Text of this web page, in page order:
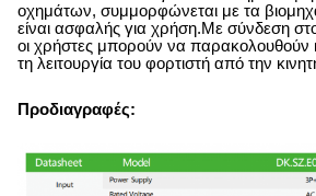
οχημάτων, συμμορφώνεται με τα
είναι ασφαλής για χρήση.Με σύνδεση
οι χρήστες μπορούν να παρακολουθούν
τη λειτουργία του φορτιστή από την
Προδιαγραφές: